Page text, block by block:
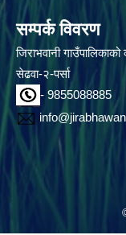
सम्पर्क विवरण
जिराभवानी गाउँपालिकाको
सेढवा-२-पर्सा
- 9855088885